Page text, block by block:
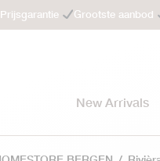
Grootste aanbod
New Arrivals